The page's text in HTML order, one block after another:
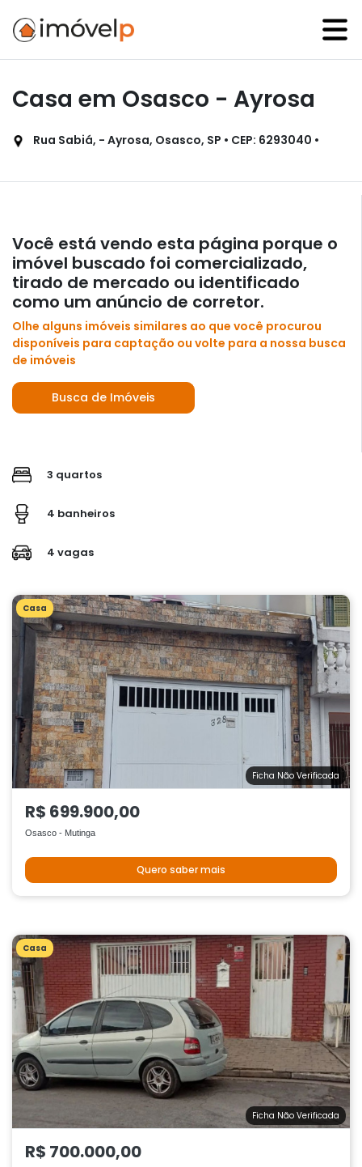
Casa em Osasco - Ayrosa
Rua Sabiá, - Ayrosa, Osasco, SP • CEP: 6293040 •
Você está vendo esta página porque o
imóvel buscado foi comercializado,
tirado de mercado ou identificado
como um anúncio de corretor.
Olhe alguns imóveis similares ao que você procurou
disponíveis para captação ou volte para a nossa busca
de imóveis
Busca de Imóveis
3 quartos
4 banheiros
4 vagas
Casa
Ficha Não Verificada
R$ 699.900,00
Osasco - Mutinga
Quero saber mais
Casa
Ficha Não Verificada
R$ 700.000,00